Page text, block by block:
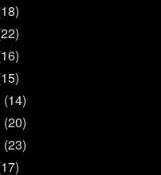
(14)
(20)
(23)